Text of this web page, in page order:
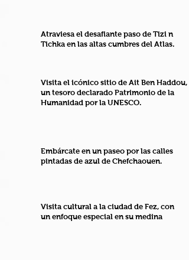
Atraviesa el desafiante paso de Tizi n
Tichka en las altas cumbres del Atlas.
Visita el icónico sitio de Ait Ben Haddou,
un tesoro declarado Patrimonio de la
Humanidad por la UNESCO.
Embárcate en un paseo por las calles
pintadas de azul de Chefchaouen.
Visita cultural a la ciudad de Fez, con
un enfoque especial en su medina